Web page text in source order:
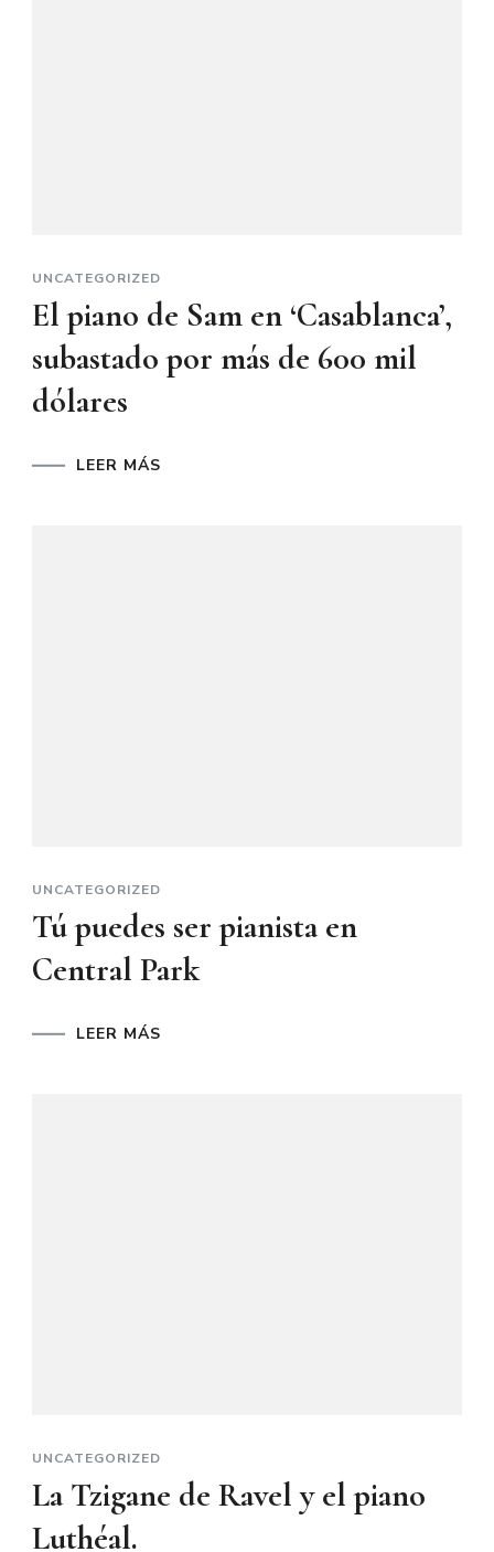
UNCATEGORIZED
El piano de Sam en ‘Casablanca’,
subastado por más de 600 mil
dólares
LEER MÁS
UNCATEGORIZED
Tú puedes ser pianista en
Central Park
LEER MÁS
UNCATEGORIZED
La Tzigane de Ravel y el piano
Luthéal.